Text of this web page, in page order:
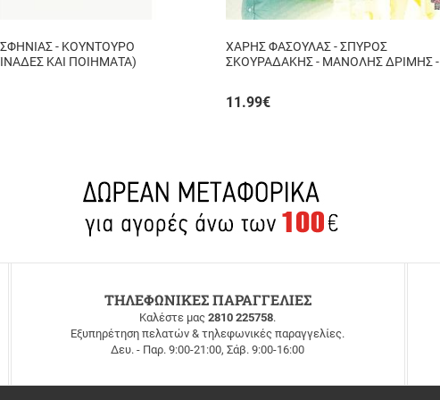
- ΚΟΥΝΤΟΥΡΟ
ΚΑΙ ΠΟΙΗΜΑΤΑ)
ΧΑΡΗΣ ΦΑΣΟΥΛΑΣ - ΣΠΥΡΟΣ
ΣΚΟΥΡΑΔΑΚΗΣ - ΜΑΝΟΛΗΣ ΔΡΙΜΗΣ -
11.99€
ΤΗΛΕΦΩΝΙΚΕΣ ΠΑΡΑΓΓΕΛΙΕΣ
Καλέστε μας2810 225758.
Εξυπηρέτηση πελατών & τηλεφωνικές παραγγελίες.
Δευ. - Παρ. 9:00-21:00, Σάβ. 9:00-16:00